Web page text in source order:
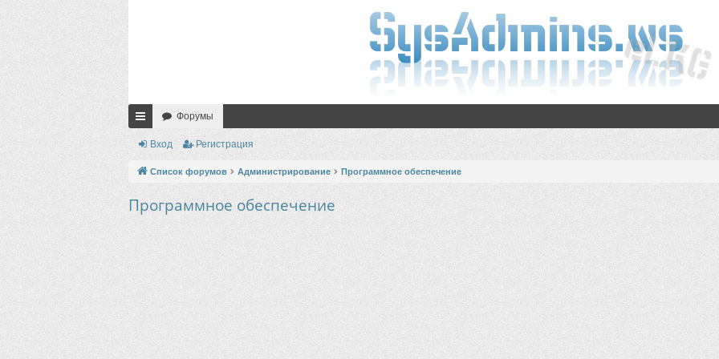
с
ы
и
Форумы
Вход Регистрация
Список форумов Администрирование Программное обеспечение
Программное обеспечение